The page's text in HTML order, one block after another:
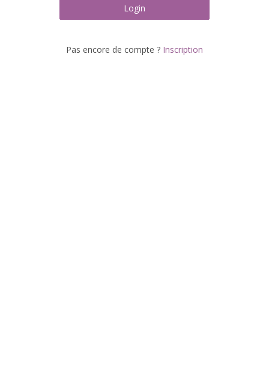
Login
Pas encore de compte ? Inscription